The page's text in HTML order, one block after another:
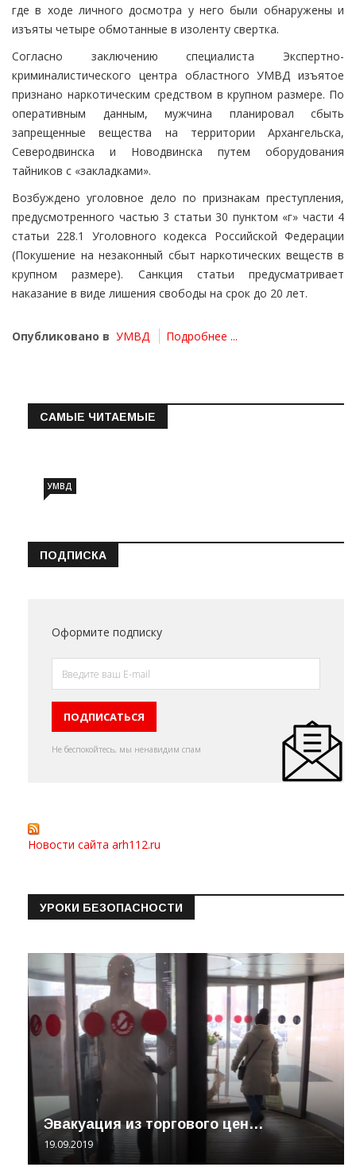
где в ходе личного досмотра у него были обнаружены и
изъяты четыре обмотанные в изоленту свертка.
Согласно заключению специалиста Экспертно-
криминалистического центра областного УМВД изъятое
признано наркотическим средством в крупном размере. По
оперативным данным, мужчина планировал сбыть
запрещенные вещества на территории Архангельска,
Северодвинска и Новодвинска путем оборудования
тайников с «закладками».
Возбуждено уголовное дело по признакам преступления,
предусмотренного частью 3 статьи 30 пунктом «г» части 4
статьи 228.1 Уголовного кодекса Российской Федерации
(Покушение на незаконный сбыт наркотических веществ в
крупном размере). Санкция статьи предусматривает
наказание в виде лишения свободы на срок до 20 лет.
Опубликовано в УМВД Подробнее ...
САМЫЕ ЧИТАЕМЫЕ
УМВД
ПОДПИСКА
Оформите подписку
Не беспокойтесь, мы ненавидим спам
Новости сайта arh112.ru
УРОКИ БЕЗОПАСНОСТИ
Эвакуация из торгового цен…
19.09.2019